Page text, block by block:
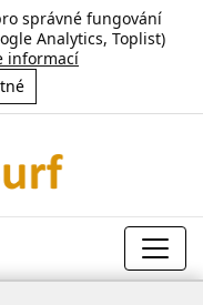
správné fungování
Analytics, Toplist)
informací